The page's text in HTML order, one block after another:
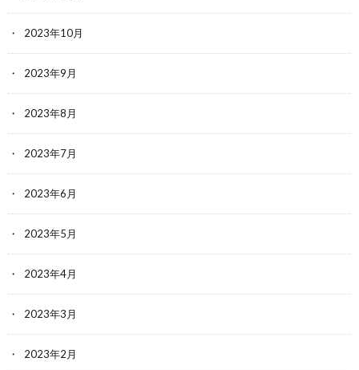
2023年10月
2023年9月
2023年8月
2023年7月
2023年6月
2023年5月
2023年4月
2023年3月
2023年2月